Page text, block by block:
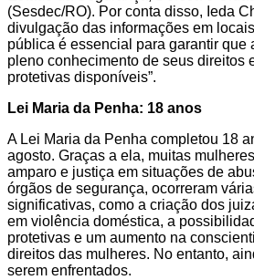
(Sesdec/RO). Por conta disso, Ieda
divulgação das informações em
pública é essencial para garantir que
pleno conhecimento de seus direitos
protetivas disponíveis”.
Lei Maria da Penha: 18 anos
A Lei Maria da Penha completou 18
agosto. Graças a ela, muitas
amparo e justiça em situações de
órgãos de segurança, ocorreram
significativas, como a criação dos
em violência doméstica, a
protetivas e um aumento na
direitos das mulheres. No entanto,
serem enfrentados.